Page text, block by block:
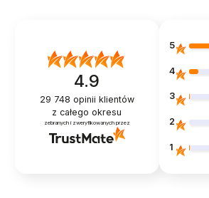
4.9
29 748 opinii klientów
z całego okresu
zebranych i zweryfikowanych przez
5
4
3
2
1